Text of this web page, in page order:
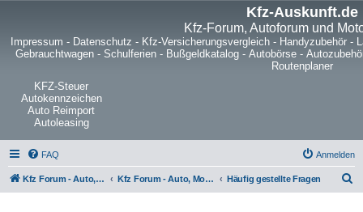
Kfz-Auskunft.de
Kfz-Forum, Autoforum und
Impressum - Datenschutz - Kfz-Versicherungsvergleich - Handyzubehör -
Gebrauchtwagen- Schulferien- Bußgeldkatalog- Autobörse-
Routenplaner
KFZ-Steuer
Autokennzeichen
Auto Reimport
Autoleasing
FAQ Anmelden
Kfz Forum - Auto, Motorrad und LKW Kfz Forum - Auto, Motorrad und LKW Häufig gestellte Fragen